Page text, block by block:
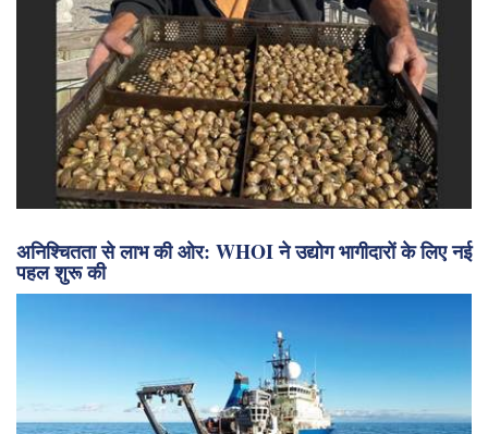
अनिश्चितता से लाभ की ओर: WHOI ने उद्योग भागीदारों के लिए नई
पहल शुरू की